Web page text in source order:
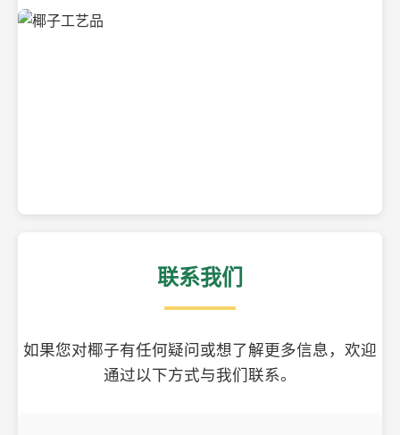
美味的椰子食品
联系我们
如果您对椰子有任何疑问或想了解更多信息，欢迎
通过以下方式与我们联系。